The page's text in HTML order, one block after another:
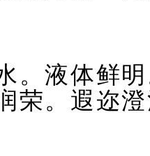
。液体鲜
荣。遐迩